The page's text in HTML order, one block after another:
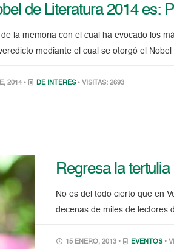
de Literatura 2014 es:
de la memoria con el cual ha evocado los
mediante el cual se otorgó el
2014 • DE INTERÉS • VISITAS: 2693
Regresa la
No es del todo cierto que en
decenas de miles de lectores
15 ENERO, 2013 • EVENTOS •